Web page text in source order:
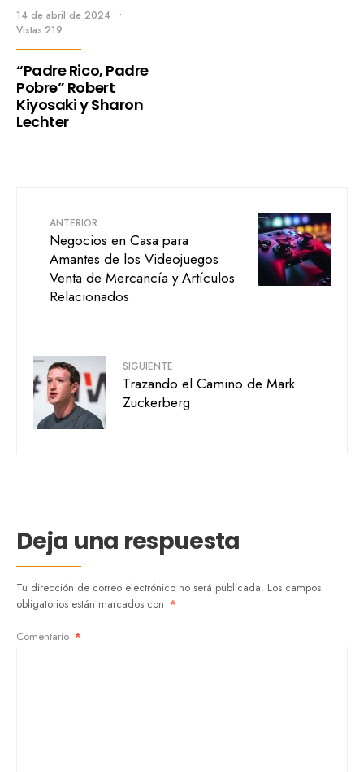
14 de abril de 2024
•
Vistas:219
“Padre Rico, Padre
Pobre” Robert
Kiyosaki y Sharon
Lechter
ANTERIOR
Negocios en Casa para
Amantes de los Videojuegos
Venta de Mercancía y Artículos
Relacionados
SIGUIENTE
Trazando el Camino de Mark
Zuckerberg
Deja una respuesta
Tu dirección de correo electrónico no será publicada. Los campos
obligatorios están marcados con *
Comentario *